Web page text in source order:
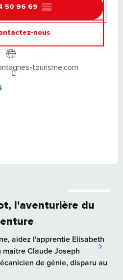
50 96 69 ▒▒
nous
tourisme.com
l'aventurière du
aidez l'apprentie Elisabeth
Claude Joseph
de génie, disparu au